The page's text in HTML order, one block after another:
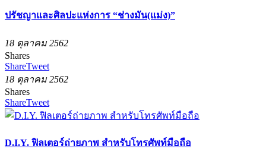
ปรัชญาและศิลปะแห่งการ “ช่างมัน(แม่ง)”
18 ตุลาคม 2562
Shares
ShareTweet
18 ตุลาคม 2562
Shares
ShareTweet
D.I.Y. ฟิลเตอร์ถ่ายภาพ สำหรับโทรศัพท์มือถือ